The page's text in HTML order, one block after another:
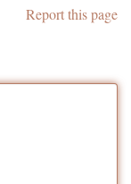
Report this page